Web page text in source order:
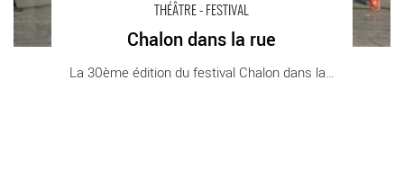
THÉÂTRE - FESTIVAL
Chalon dans la rue